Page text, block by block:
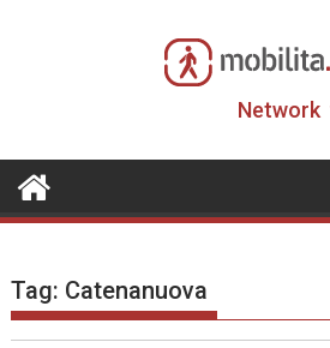
Network
Tag: Catenanuova